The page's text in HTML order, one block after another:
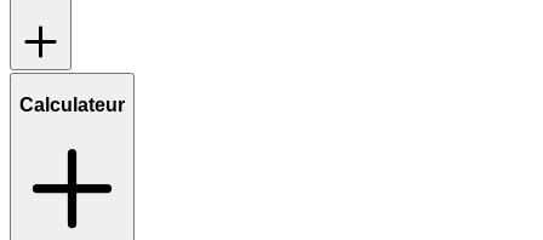
Calculateur